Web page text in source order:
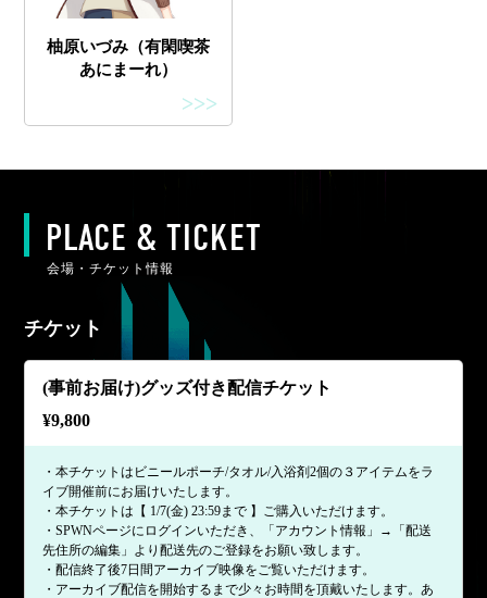
柚原いづみ（有閑喫茶
あにまーれ）
>>>
PLACE & TICKET
会場・チケット情報
チケット
(事前お届け)グッズ付き配信チケット
¥9,800
・本チケットはビニールポーチ/タオル/入浴剤2個の３アイテムをラ
イブ開催前にお届けいたします。
・本チケットは【 1/7(金) 23:59まで 】ご購入いただけます。
・SPWNページにログインいただき、「アカウント情報」→「配送
先住所の編集」より配送先のご登録をお願い致します。
・配信終了後7日間アーカイブ映像をご覧いただけます。
・アーカイブ配信を開始するまで少々お時間を頂戴いたします。あ